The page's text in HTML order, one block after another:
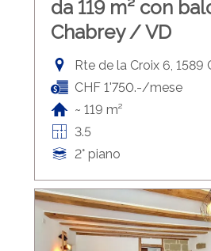
da 119 m² con
Chabrey / VD
Rte de la Croix 6, 1589
CHF 1'750.-/mese
~ 119 m²
3.5
2° piano